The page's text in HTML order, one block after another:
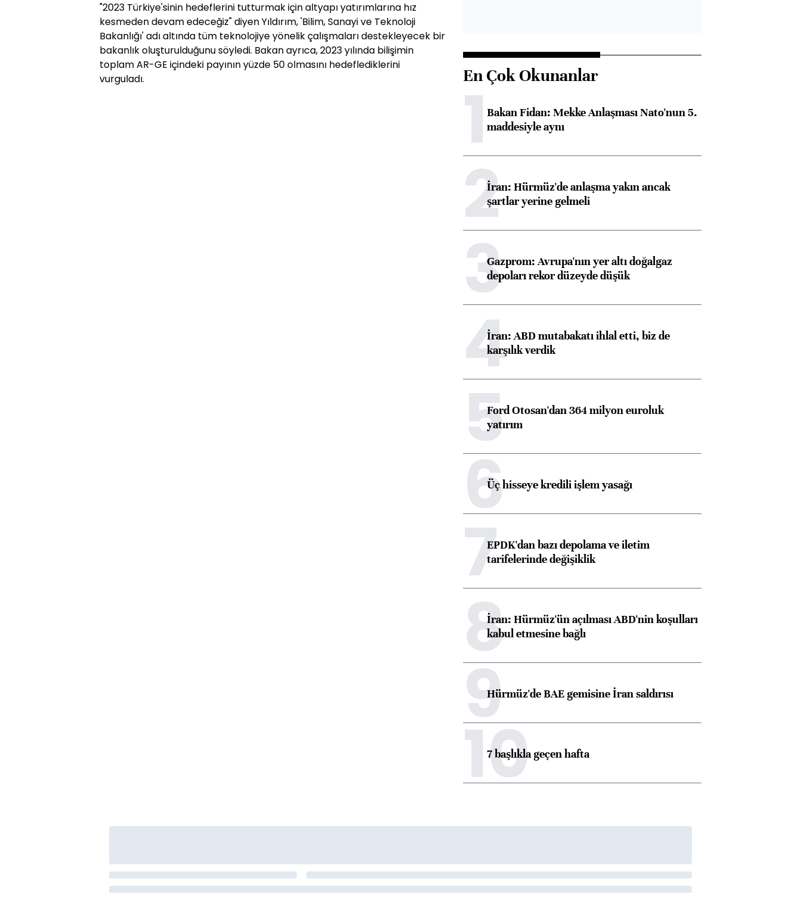
"2023 Türkiye'sinin hedeflerini tutturmak için altyapı yatırımlarına hız
kesmeden devam edeceğiz" diyen Yıldırım, 'Bilim, Sanayi ve Teknoloji
Bakanlığı' adı altında tüm teknolojiye yönelik çalışmaları destekleyecek bir
bakanlık oluşturulduğunu söyledi. Bakan ayrıca, 2023 yılında bilişimin
toplam AR-GE içindeki payının yüzde 50 olmasını hedeflediklerini
vurguladı.
En Çok Okunanlar
1Bakan Fidan: Mekke Anlaşması Nato'nun 5.
maddesiyle aynı
2İran: Hürmüz'de anlaşma yakın ancak
şartlar yerine gelmeli
3Gazprom: Avrupa'nın yer altı doğalgaz
depoları rekor düzeyde düşük
4İran: ABD mutabakatı ihlal etti, biz de
karşılık verdik
5Ford Otosan'dan 364 milyon euroluk
yatırım
6Üç hisseye kredili işlem yasağı
7EPDK'dan bazı depolama ve iletim
tarifelerinde değişiklik
8İran: Hürmüz'ün açılması ABD'nin koşulları
kabul etmesine bağlı
9Hürmüz'de BAE gemisine İran saldırısı
10
7 başlıkla geçen hafta